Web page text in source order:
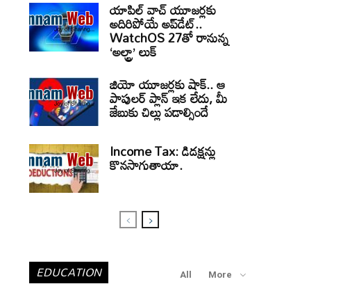
యాపిల్ వాచ్ యూజర్లకు
అదిరిపోయే అప్‌డేట్..
WatchOS 27తో రానున్న
‘అల్ట్రా’ లుక్
జియో యూజర్లకు షాక్.. ఆ
పాపులర్ ప్లాన్ ఇక లేదు, మీ
జేబుకు చిల్లు పడాల్సిందే
Income Tax: డిడక్షన్లు
కొనసాగుతాయా.
EDUCATION All More